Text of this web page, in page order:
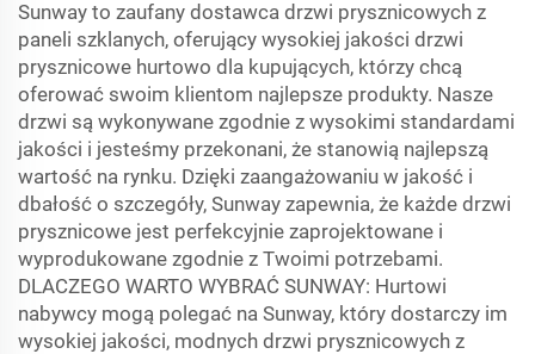
Sunway to zaufany dostawca drzwi prysznicowych z
paneli szklanych, oferujący wysokiej jakości drzwi
prysznicowe hurtowo dla kupujących, którzy chcą
oferować swoim klientom najlepsze produkty. Nasze
drzwi są wykonywane zgodnie z wysokimi standardami
jakości i jesteśmy przekonani, że stanowią najlepszą
wartość na rynku. Dzięki zaangażowaniu w jakość i
dbałość o szczegóły, Sunway zapewnia, że każde drzwi
prysznicowe jest perfekcyjnie zaprojektowane i
wyprodukowane zgodnie z Twoimi potrzebami.
DLACZEGO WARTO WYBRAĆ SUNWAY: Hurtowi
nabywcy mogą polegać na Sunway, który dostarczy im
wysokiej jakości, modnych drzwi prysznicowych z